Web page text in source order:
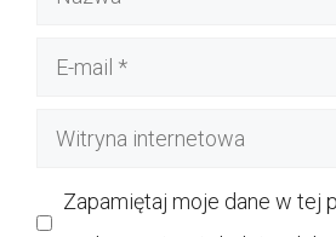
Witryna
Zapamiętaj moje dane w tej